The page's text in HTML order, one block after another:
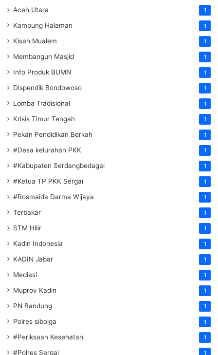
Aceh Utara 1
Kampung Halaman 1
Kisah Mualem 1
Membangun Masjid 1
Info Produk BUMN 1
Dispendik Bondowoso 1
Lomba Tradisional 1
Krisis Timur Tengah 1
Pekan Pendidikan Berkah 1
#Desa kelurahan PKK 1
#Kabupaten Serdangbedagai 1
#Ketua TP PKK Sergai 1
#Rosmaida Darma Wijaya 1
Terbakar 1
STM Hilir 1
Kadin Indonesia 1
KADIN Jabar 1
Mediasi 1
Muprov Kadin 1
PN Bandung 1
Polres sibolga 1
#Periksaan Kesehatan 1
#Polres Sergai 1